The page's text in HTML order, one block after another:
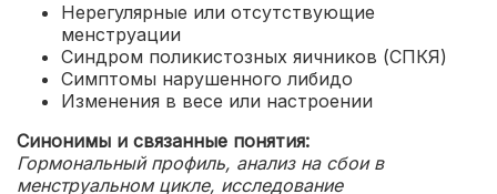
Нерегулярные или отсутствующие
менструации
Синдром поликистозных яичников (СПКЯ)
Симптомы нарушенного либидо
Изменения в весе или настроении
Синонимы и связанные понятия:
Гормональный профиль, анализ на сбои в
менструальном цикле, исследование